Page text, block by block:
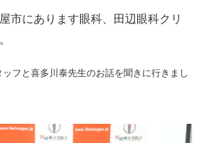
市にあります眼科、田辺眼科クリ
ッフと喜多川泰先生のお話を聞きに行きまし